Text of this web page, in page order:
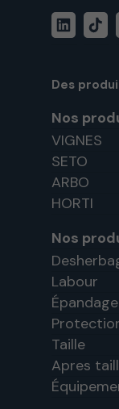
LinkedIn
Des
Nos
VIGNES
SETO
ARBO
HORTI
Nos
Labour
Taille
Apres